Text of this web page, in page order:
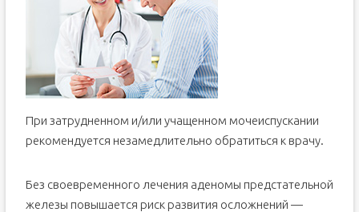
Заболевания и сбои в эндокринной системе
Запущенный хронический простатит
Расовая принадлежность
Внешние факторы, из-за которых появляется аденома
предстательной железы
Видео по теме
При затрудненном и/или учащенном мочеиспускании
рекомендуется незамедлительно обратиться к врачу.
Без своевременного лечения аденомы предстательной
железы повышается риск развития осложнений —